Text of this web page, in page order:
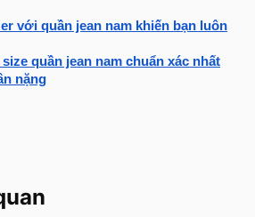
với quần jean nam khiến bạn luôn
quần jean nam chuẩn xác nhất
nặng